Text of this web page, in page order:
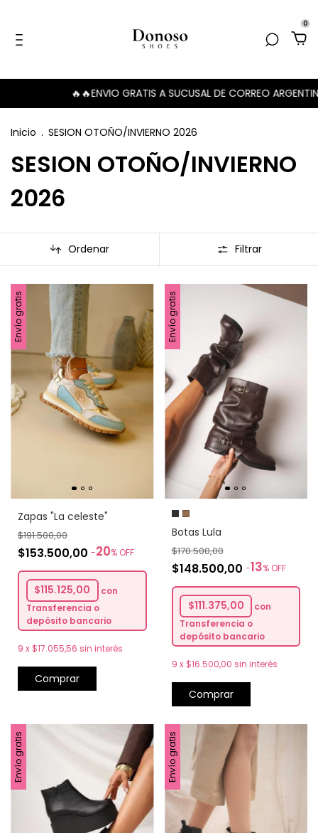
0
GRATIS A SUCUSAL DE CORREO ARGENTINO🔥🔥 🔥6
Inicio . SESION OTOÑO/INVIERNO 2026
SESION OTOÑO/INVIERNO
2026
Ordenar Filtrar
Envío gratis
Zapas "La celeste"
$153.500,00 -20% OFF
$191.500,00
$115.125,00
con
Transferencia o
depósito bancario
9 x $17.055,56 sin interés
Comprar
Envío gratis
Botas Lula
$148.500,00 -13% OFF
$170.500,00
$111.375,00
con
Transferencia o
depósito bancario
9 x $16.500,00 sin interés
Comprar
Envío gratis Envío gratis